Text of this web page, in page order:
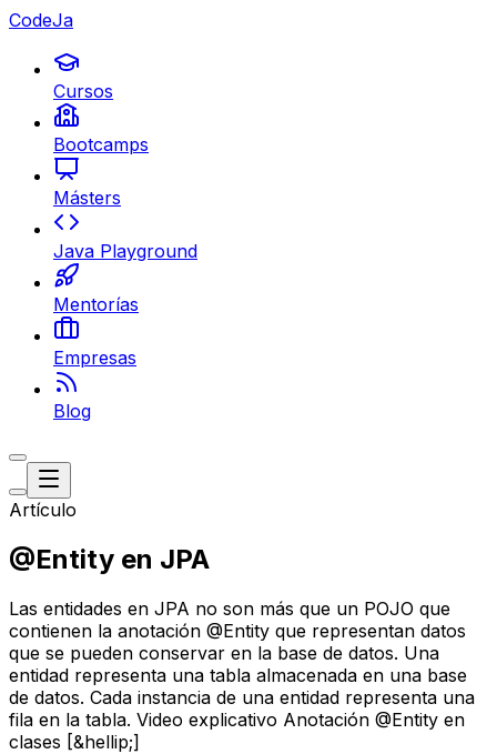
CodeJa
Cursos
Bootcamps
Másters
Java Playground
Mentorías
Empresas
Blog
Artículo
@Entity en JPA
Las entidades en JPA no son más que un POJO que
contienen la anotación @Entity que representan datos
que se pueden conservar en la base de datos. Una
entidad representa una tabla almacenada en una base
de datos. Cada instancia de una entidad representa una
fila en la tabla. Video explicativo Anotación @Entity en
clases [&hellip;]